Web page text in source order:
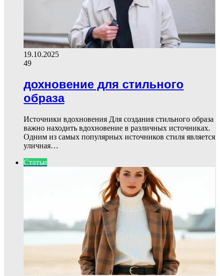
19.10.2025
49
дохновение для стильного
образа
Источники вдохновения Для создания стильного образа
важно находить вдохновение в различных источниках.
Одним из самых популярных источников стиля является
уличная…
Статьи